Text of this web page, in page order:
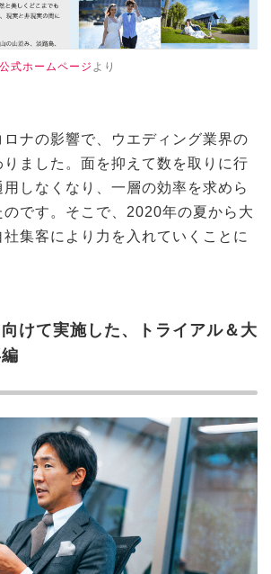
式ホームページ より
ナの影響で、ウエディング業界の
ました。面を抑えて数を取りに行
用しなくなり、一層の効率を求めら
です。そこで、2020年の夏から大
集客により力を入れていくことに
けて実施した、トライアル＆大